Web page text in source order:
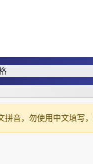
拼音，勿使用中文填写